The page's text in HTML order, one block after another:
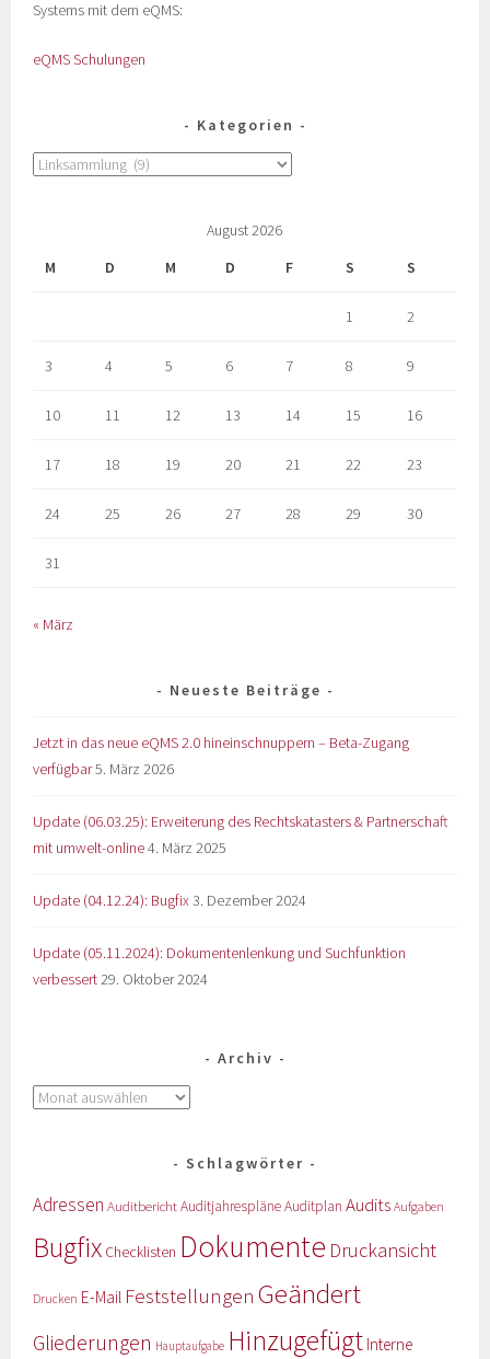
Systems mit dem eQMS:
eQMS Schulungen
Kategorien
August 2026
M
D M D F S S
1 2
3 4 5 6 7 8 9
10 11 12 13 14 15 16
17 18 19 20 21 22 23
24 25 26 27 28 29 30
31
« März
Neueste Beiträge
Jetzt in das neue eQMS 2.0 hineinschnuppern – Beta-Zugang
verfügbar5. März 2026
Update (06.03.25): Erweiterung des Rechtskatasters & Partnerschaft
mit umwelt-online4. März 2025
Update (04.12.24): Bugfix3. Dezember 2024
Update (05.11.2024): Dokumentenlenkung und Suchfunktion
verbessert29. Oktober 2024
Archiv
Schlagwörter
Adressen AuditberichtAuditjahrespläneAuditplan Audits Aufgaben
Bugfix Checklisten Dokumente Druckansicht
Drucken E-Mail Feststellungen Geändert
Gliederungen Hauptaufgabe Hinzugefügt Interne